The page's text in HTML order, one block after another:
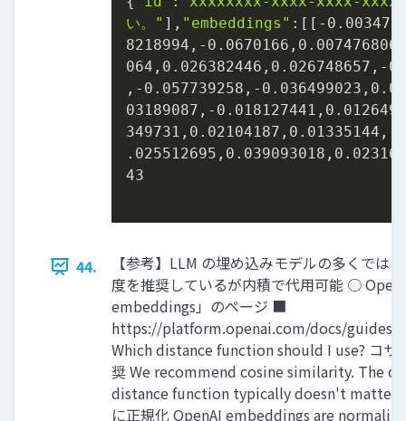
い。" ], "embeddings" :[[-
8218994 ,- 0.0670166 , 0.0074768066
064 , 0.026382446 , 0.026748657 ,-
,- 0.057739258 ,- 0.036499023 ,
03189087 ,- 0.018127441 ,
349731 , 0.02104187 , 0.01335144 ,-
. 025512695 , 0.039093018 ,
43
44.
【参考】LLM の埋め込みモデルの多くでは
度を推奨しているが内積で代用可能 ○
embeddings」のページ ■
https://platform.openai.com/docs/guides/
Which distance function should I use? コサ
奨 We recommend cosine similarity. The
distance function typically doesn't matter
に正規化 OpenAI embeddings are